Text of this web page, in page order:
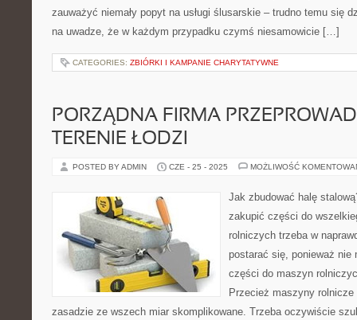
zauważyć niemały popyt na usługi ślusarskie – trudno temu się
na uwadze, że w każdym przypadku czymś niesamowicie […]
CATEGORIES: ZBIÓRKI I KAMPANIE CHARYTATYWNE
PORZĄDNA FIRMA
TERENIE ŁODZI
POSTED BY ADMIN CZE - 25 - 2025 MOŻLIWOŚĆ
Jak zbudować halę
zakupić części do
rolniczych trzeba w
postarać się, ponieważ nie
części do maszyn
Przecież maszyny
zasadzie ze wszech miar skomplikowane. Trzeba oczywiście